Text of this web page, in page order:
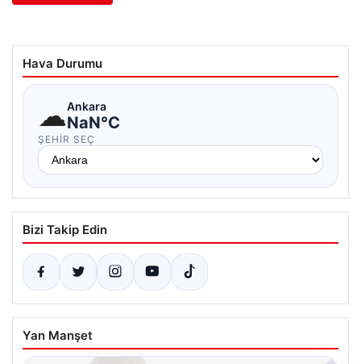
Hava Durumu
☁Ankara
NaN°C
ŞEHIR SEÇ
Bizi Takip Edin
Yan Manşet